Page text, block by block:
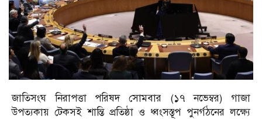
জাতিসংঘ নিরাপত্তা পরিষদ সোমবার (১৭ নভেম্বর) গাজা
উপত্যকায় টেকসই শান্তি প্রতিষ্ঠা ও ধ্বংসস্তূপ পুনর্গঠনের লক্ষ্যে